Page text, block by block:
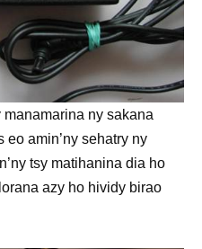
ny sakana
eo amin’ny sehatry ny
tsy matihanina dia ho
azy ho hividy birao